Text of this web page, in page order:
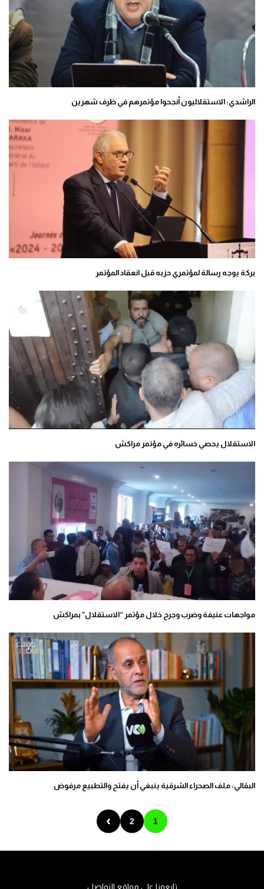
الراشدي: الاستقلاليون أنجحوا مؤتمرهم في ظرف شهرين
بركة يوجه رسالة لمؤتمري حزبه قبل انعقاد المؤتمر
الاستقلال يحصي خسائره في مؤتمر مراكش
مواجهات عنيفة وضرب وجرح خلال مؤتمر “الاستقلال” بمراكش
البقالي: ملف الصحراء الشرقية ينبغي أن يفتح والتطبيع مرفوض
1
2
›
تابعونا على مواقع التواصل